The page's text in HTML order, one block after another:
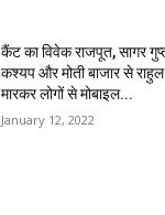
कैंट का विवेक राजपूत, सागर
कश्यप और मोती बाजार से
मारकर लोगों से मोबाइल...
January 12, 2022